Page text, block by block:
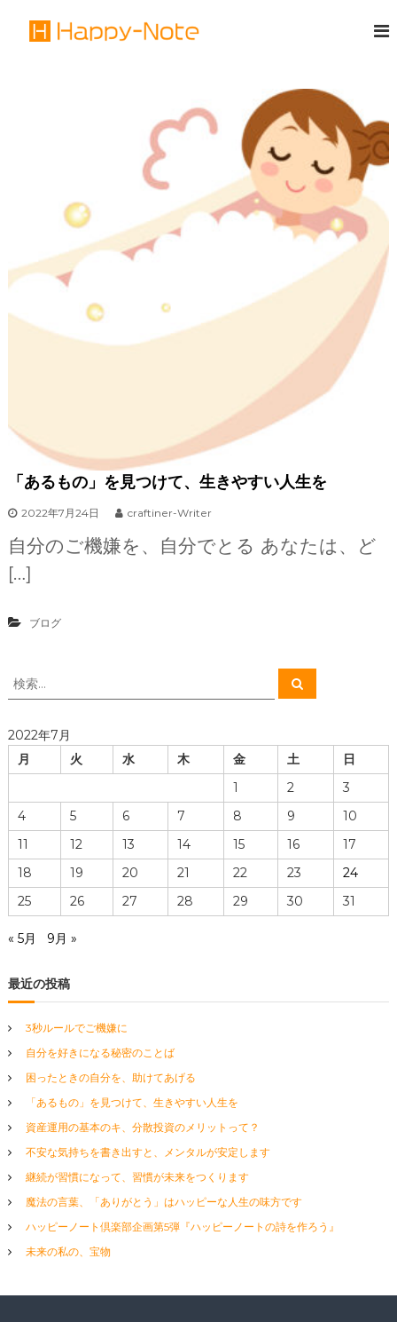
N
o
t
e
-
「あるもの」を見つけて、生きやすい人生を
2022年7月24日 craftiner-Writer
自分のご機嫌を、自分でとる あなたは、ど
[…]
ブログ
検
索
象
:
検
索
2022年7月
月
火 水 木 金 土
日
1
2
3
4
5 6 7 8 9
10
11
12 13 14 15 16
17
18
19 20 21 22 23
24
25
26 27 28 29 30 31
« 5月 9月 »
最近の投稿
3秒ルールでご機嫌に
自分を好きになる秘密のことば
困ったときの自分を、助けてあげる
「あるもの」を見つけて、生きやすい人生を
資産運用の基本のキ、分散投資のメリットって？
不安な気持ちを書き出すと、メンタルが安定します
継続が習慣になって、習慣が未来をつくります
魔法の言葉、「ありがとう」はハッピーな人生の味方です
ハッピーノート倶楽部企画第5弾『ハッピーノートの詩を作ろう』
未来の私の、宝物